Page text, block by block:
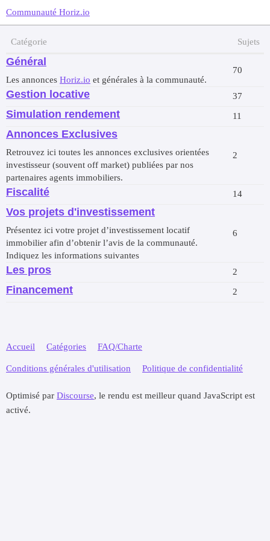
Communauté Horiz.io
Catégorie Sujets
Général
Les annonces Horiz.io et générales à la communauté.
70
Gestion locative 37
Simulation rendement 11
Annonces Exclusives
Retrouvez ici toutes les annonces exclusives orientées
investisseur (souvent off market) publiées par nos
partenaires agents immobiliers.
2
Fiscalité 14
Vos projets d'investissement
Présentez ici votre projet d’investissement locatif
immobilier afin d’obtenir l’avis de la communauté.
Indiquez les informations suivantes
6
Les pros 2
Financement 2
Accueil Catégories FAQ/Charte
Conditions générales d'utilisation Politique de confidentialité
Optimisé par Discourse, le rendu est meilleur quand JavaScript est
activé.